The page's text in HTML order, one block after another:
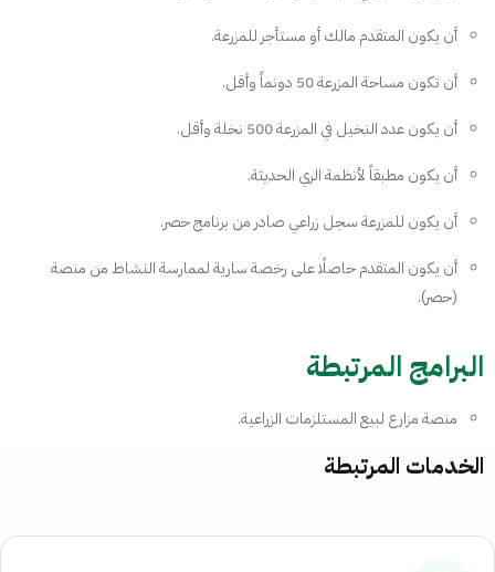
أن يكون المتقدم مالك أو مستأجر للمزرعة.
أن تكون مساحة المزرعة 50 دونماً وأقل.
أن يكون عدد النخيل في المزرعة 500 نخلة وأقل.
أن يكون مطبقاً لأنظمة الري الحديثة.
أن يكون للمزرعة سجل زراعي صادر من برنامج حصر.
أن يكون المتقدم حاصلًا على رخصة سارية لممارسة النشاط من منصة
(حصر).
البرامج المرتبطة
منصة مزارع لبيع المستلزمات الزراعية.
الخدمات المرتبطة